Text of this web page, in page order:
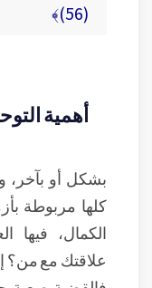
(56)﴾
أهمية
بشكل أو
كلها مربوطة
الكمال، فيها
علاقتك مع من؟